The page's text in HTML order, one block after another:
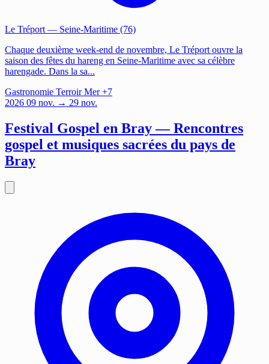
Le Tréport — Seine-Maritime (76)
Chaque deuxième week-end de novembre, Le Tréport ouvre la
saison des fêtes du hareng en Seine-Maritime avec sa célèbre
harengade. Dans la sa...
Gastronomie Terroir Mer +7
2026 09 nov. → 29 nov.
Festival Gospel en Bray — Rencontres
gospel et musiques sacrées du pays de
Bray